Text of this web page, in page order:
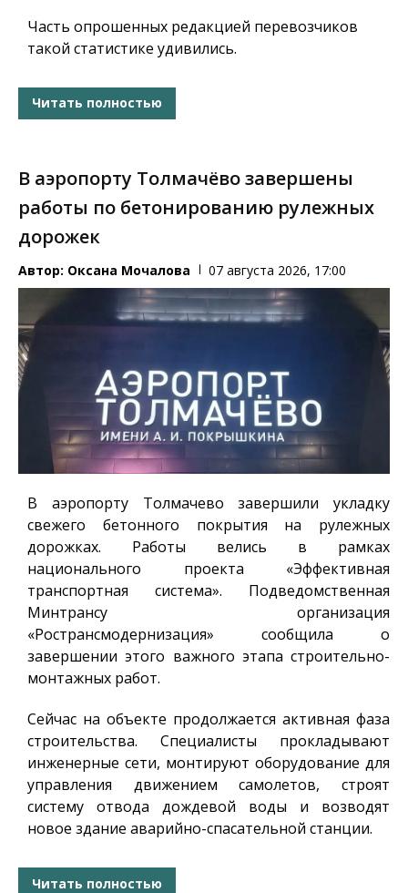
Часть опрошенных редакцией перевозчиков
такой статистике удивились.
Читать полностью
В аэропорту Толмачёво завершены
работы по бетонированию рулежных
дорожек
Автор: Оксана Мочалова 07 августа 2026, 17:00
В аэропорту Толмачево завершили укладку
свежего бетонного покрытия на рулежных
дорожках. Работы велись в рамках
национального проекта «Эффективная
транспортная система». Подведомственная
Минтрансу организация
«Ространсмодернизация» сообщила о
завершении этого важного этапа строительно-
монтажных работ.
Сейчас на объекте продолжается активная фаза
строительства. Специалисты прокладывают
инженерные сети, монтируют оборудование для
управления движением самолетов, строят
систему отвода дождевой воды и возводят
новое здание аварийно-спасательной станции.
Читать полностью